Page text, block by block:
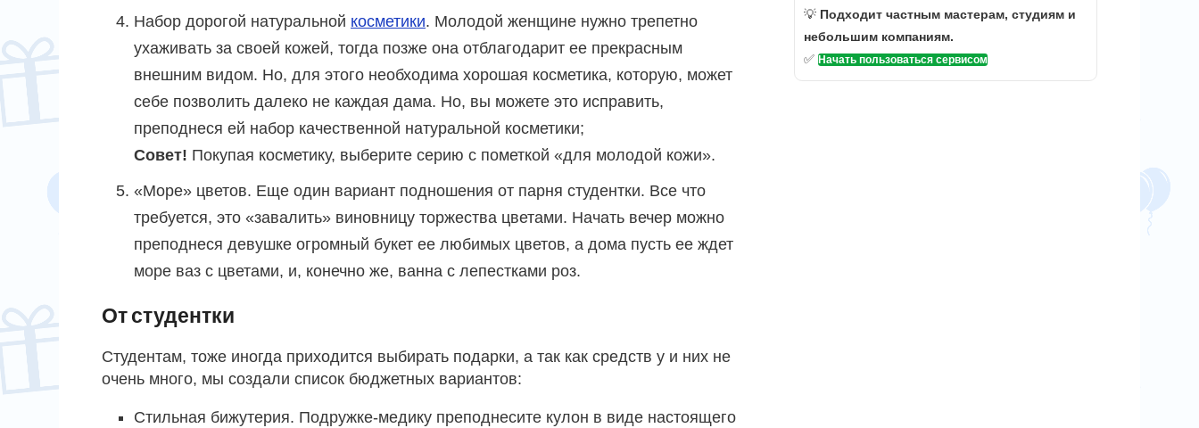
Набор дорогой натуральной косметики. Молодой женщине нужно трепетно
ухаживать за своей кожей, тогда позже она отблагодарит ее прекрасным
внешним видом. Но, для этого необходима хорошая косметика, которую, может
себе позволить далеко не каждая дама. Но, вы можете это исправить,
преподнеся ей набор качественной натуральной косметики;
Совет! Покупая косметику, выберите серию с пометкой «для молодой кожи».
«Море» цветов. Еще один вариант подношения от парня студентки. Все что
требуется, это «завалить» виновницу торжества цветами. Начать вечер можно
преподнеся девушке огромный букет ее любимых цветов, а дома пусть ее ждет
море ваз с цветами, и, конечно же, ванна с лепестками роз.
От студентки
Студентам, тоже иногда приходится выбирать подарки, а так как средств у и них не
очень много, мы создали список бюджетных вариантов:
Стильная бижутерия. Подружке-медику преподнесите кулон в виде настоящего
💡 Подходит частным мастерам, студиям и
небольшим компаниям.
✅ Начать пользоваться сервисом